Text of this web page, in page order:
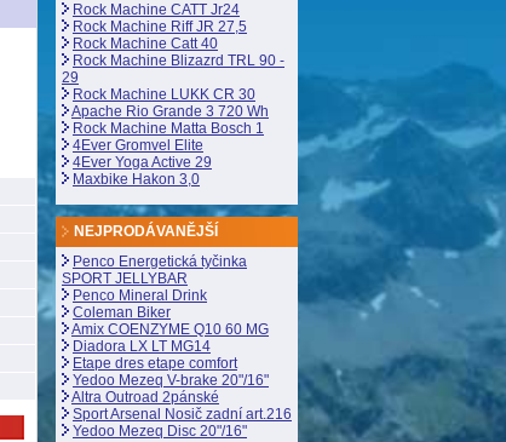
Rock Machine CATT Jr24
Rock Machine Riff JR 27,5
Rock Machine Catt 40
Rock Machine Blizazrd TRL 90 -
29
Rock Machine LUKK CR 30
Apache Rio Grande 3 720 Wh
Rock Machine Matta Bosch 1
4Ever Gromvel Elite
4Ever Yoga Active 29
Maxbike Hakon 3,0
NEJPRODÁVANĚJŠÍ
Penco Energetická tyčinka
SPORT JELLYBAR
Penco Mineral Drink
Coleman Biker
Amix COENZYME Q10 60 MG
Diadora LX LT MG14
Etape dres etape comfort
Yedoo Mezeq V-brake 20"/16"
Altra Outroad 2pánské
Sport Arsenal Nosič zadní art.216
Yedoo Mezeq Disc 20"/16"